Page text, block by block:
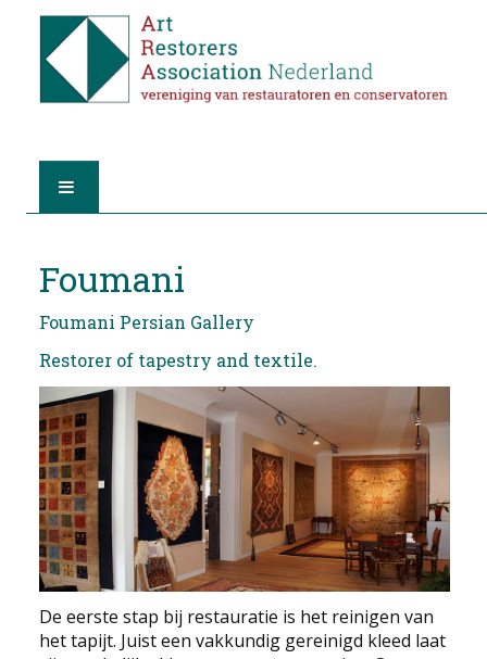
ABOUT A.R.A.
THE RESTORERS
MEMBERSHIP
FIND A RESTORER
NEWS
CONTACT
Select your language
Foumani
Foumani Persian Gallery
Restorer of tapestry and textile.
De eerste stap bij restauratie is het reinigen van
het tapijt. Juist een vakkundig gereinigd kleed laat